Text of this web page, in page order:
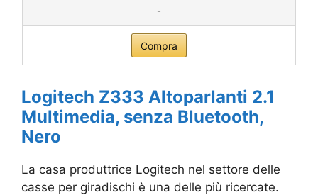
-
Compra
Logitech Z333 Altoparlanti 2.1
Multimedia, senza Bluetooth,
Nero
La casa produttrice Logitech nel settore delle
casse per giradischi è una delle più ricercate.